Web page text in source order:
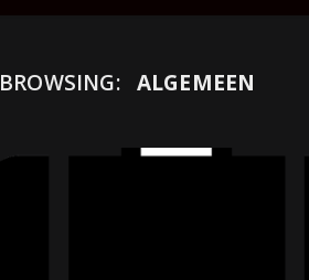
BROWSING: ALGEMEEN